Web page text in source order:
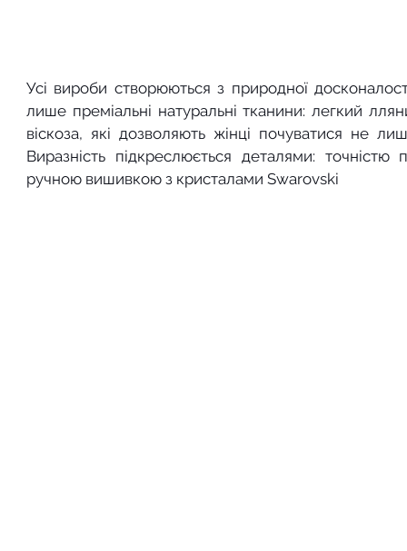
Усі вироби створюються з природної
лише преміальні натуральні тканини: легкий
віскоза, які дозволяють жінці почуватися не
Виразність підкреслюється деталями:
ручною вишивкою з кристалами Swarovski